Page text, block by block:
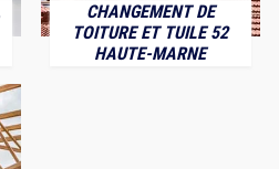
CHANGEMENT DE
TOITURE ET TUILE 52
HAUTE-MARNE